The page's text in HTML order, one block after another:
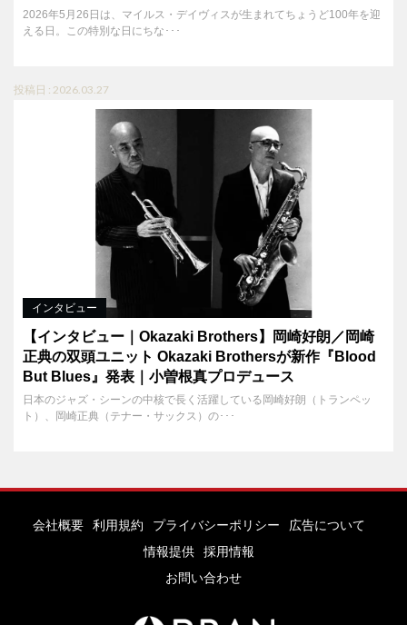
2026年5月26日は、マイルス・デイヴィスが生まれてちょうど100年を迎
える日。この特別な日にちな･･･
投稿日 : 2026.03.27
インタビュー
【インタビュー｜Okazaki Brothers】岡崎好朗／岡崎
正典の双頭ユニット Okazaki Brothersが新作『Blood
But Blues』発表｜小曽根真プロデュース
日本のジャズ・シーンの中核で長く活躍している岡崎好朗（トランペッ
ト）、岡崎正典（テナー・サックス）の･･･
会社概要 利用規約 プライバシーポリシー
広告について
情報提供
採用情報
お問い合わせ